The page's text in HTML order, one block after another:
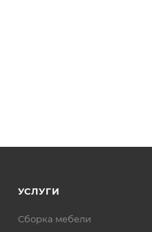
УСЛУГИ
Сборка мебели